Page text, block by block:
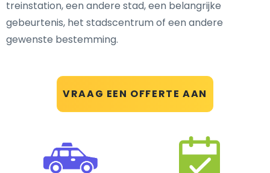
VRAAG EEN OFFERTE AAN
treinstation, een andere stad, een belangrijke
gebeurtenis, het stadscentrum of een andere
gewenste bestemming.